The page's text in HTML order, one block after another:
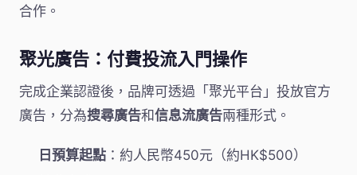
合作。
聚光廣告：付費投流入門操作
完成企業認證後，品牌可透過「聚光平台」投放官方
廣告，分為搜尋廣告和信息流廣告兩種形式。
日預算起點 ：約人民幣450元（約HK$500）